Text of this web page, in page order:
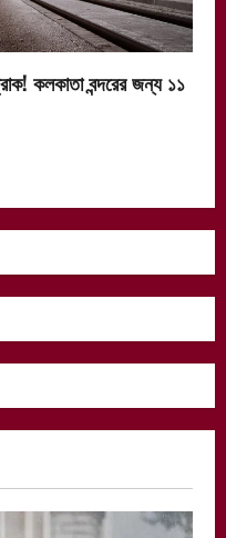
কলকাতা বন্দরের জন্য ১১